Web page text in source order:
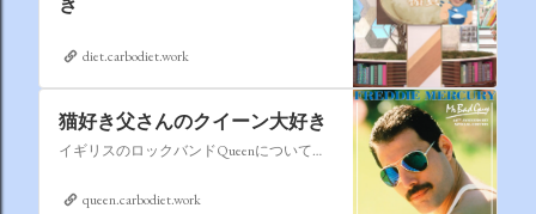
diet.carbodiet.work
猫好き父さんのクイーン大好き
イギリスのロックバンドQueenについての情報をアップします。
queen.carbodiet.work